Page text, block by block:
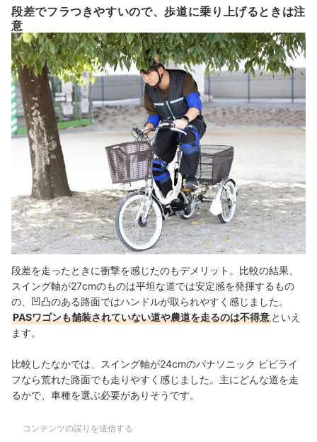
段差でフラつきやすいので、歩道に乗り上げるときは注
意
段差を走ったときに衝撃を感じたのもデメリット。比較の結果、
スイング軸が27cmのものは平坦な道では安定感を発揮するもの
の、凹凸のある路面ではハンドルが取られやすく感じました。
PASワゴンも舗装されていない道や農道を走るのは不得意 といえ
ます。
比較したなかでは、スイング軸が24cmのパナソニック ビビライ
フなら荒れた路面でも走りやすく感じました。主にどんな道を走
るかで、車種を選ぶ必要がありそうです。
コンテンツの誤りを送信する